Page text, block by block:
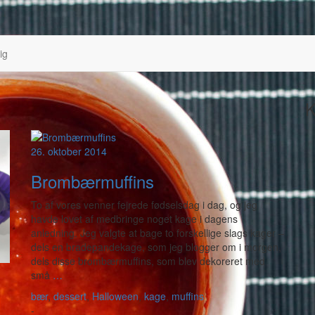
26. oktober 2014
Brombærmuffins
To af vores venner fejrede fødselsdag i dag, og jeg
havde lovet af medbringe noget kage i dagens
anledning. Jeg valgte at bage to forskellige slags kager –
dels en bradepandekage, som jeg blogger om i morgen,
dels disse brombærmuffins, som blev dekoreret med
små …
bær, dessert, Halloween, kage, muffins
-